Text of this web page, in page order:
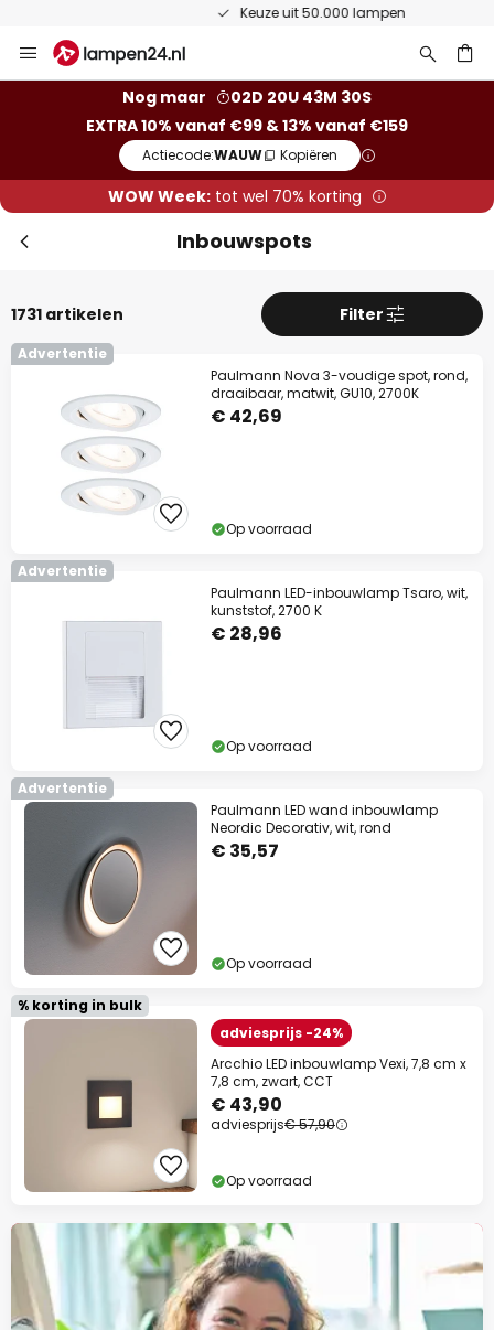
Keuze uit 50.000 lampen
naar
Nog maar
02D 20U 43M 29S
EXTRA 10% vanaf €99 & 13% vanaf €159
Actiecode:WAUW Kopiëren
WOW Week:tot wel 70% korting
Inbouwspots
1731 artikelen Filter
Advertentie
Paulmann Nova 3-voudige spot, rond,
draaibaar, matwit, GU10, 2700K
€ 42,69
Op voorraad
Advertentie
Paulmann LED-inbouwlamp Tsaro, wit,
kunststof, 2700 K
€ 28,96
Op voorraad
Advertentie
Paulmann LED wand inbouwlamp
Neordic Decorativ, wit, rond
€ 35,57
Op voorraad
% korting in bulk
adviesprijs -24%
Arcchio LED inbouwlamp Vexi, 7,8 cm x
7,8 cm, zwart, CCT
€ 43,90
adviesprijs€ 57,90
Op voorraad
10% kortingvanaf €99
13% korting
Actiecode:WAUW Kopiëren
Nu besparen
*Uitgesloten merken